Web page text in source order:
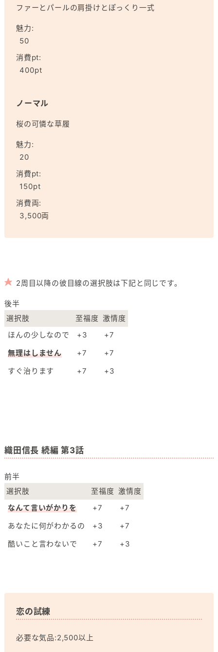
ファーとパールの肩掛けとぽっくり一式
魅力:
50
消費pt:
400pt
ノーマル
桜の可憐な草履
魅力:
20
消費pt:
150pt
消費両:
3,500両
2周目以降の彼目線の選択肢は下記と同じです。
選択肢 至福度 激情度
ほんの少しなので
+3
+7
無理はしません
+7
+7
すぐ治ります
+7 +3
後半
織田信長 続編 第3話
選択肢 至福度 激情度
なんて言いがかりを
+7
+7
あなたに何がわかるの
+3
+7
酷いこと言わないで
+7 +3
前半
恋の試練
必要な気品:2,500以上